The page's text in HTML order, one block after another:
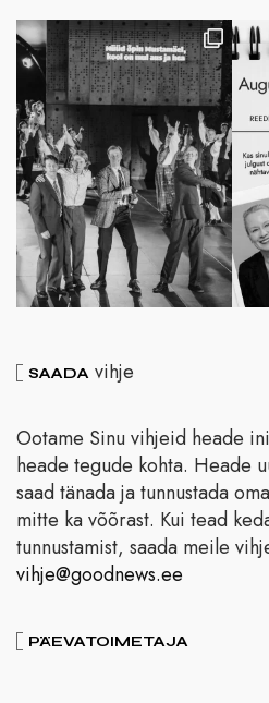
SAADA vihje
Ootame Sinu vihjeid heade
heade tegude kohta. Heade
saad tänada ja tunnustada
mitte ka võõrast. Kui tead
tunnustamist, saada meile
vihje@goodnews.ee
PÄEVATOIMETAJA